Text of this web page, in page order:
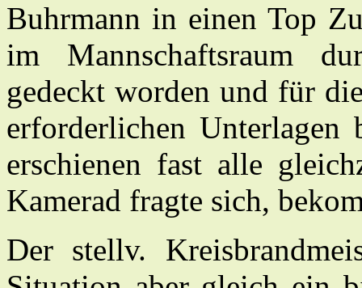
Buhrmann in einen Top
im Mannschaftsraum
gedeckt worden und für
erforderlichen Unterlagen
erschienen fast alle
Kamerad fragte sich,
Der stellv.